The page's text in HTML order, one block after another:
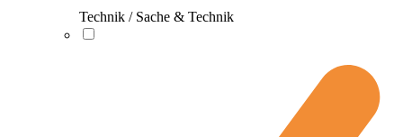
Technik / Sache & Technik